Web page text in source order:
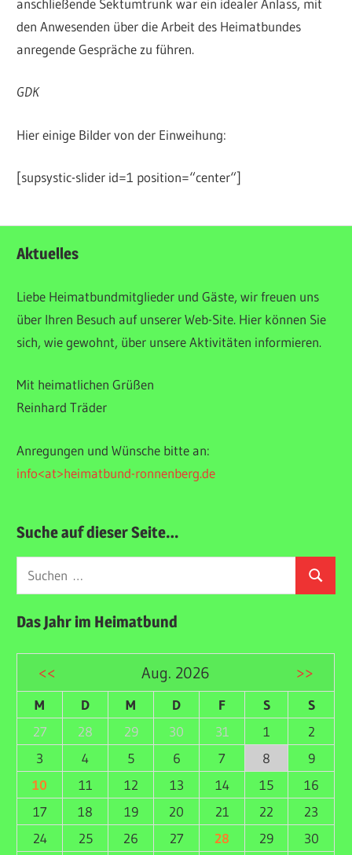
anschließende Sektumtrunk war ein idealer Anlass, mit
den Anwesenden über die Arbeit des Heimatbundes
anregende Gespräche zu führen.
GDK
Hier einige Bilder von der Einweihung:
[supsystic-slider id=1 position=“center“]
ALLGEMEIN
VERANSTALTUNGEN
Aktuelles
Liebe Heimatbundmitglieder und Gäste, wir freuen uns
über Ihren Besuch auf unserer Web-Site. Hier können Sie
sich, wie gewohnt, über unsere Aktivitäten informieren.
Mit heimatlichen Grüßen
Reinhard Träder
Anregungen und Wünsche bitte an:
info<at>heimatbund-ronnenberg.de
Suche auf dieser Seite…
Suchen
nach:
Suchen
Das Jahr im Heimatbund
<< Aug. 2026 >>
M D M D F S
S
27
28 29 30 31 1
2
3
4 5 6 7 8
9
10
11 12 13 14 15
16
17
18 19 20 21 22
23
24
25 26 27 28 29
30